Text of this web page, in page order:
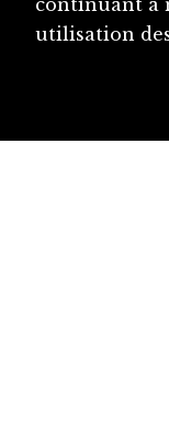
continuant à
utilisation